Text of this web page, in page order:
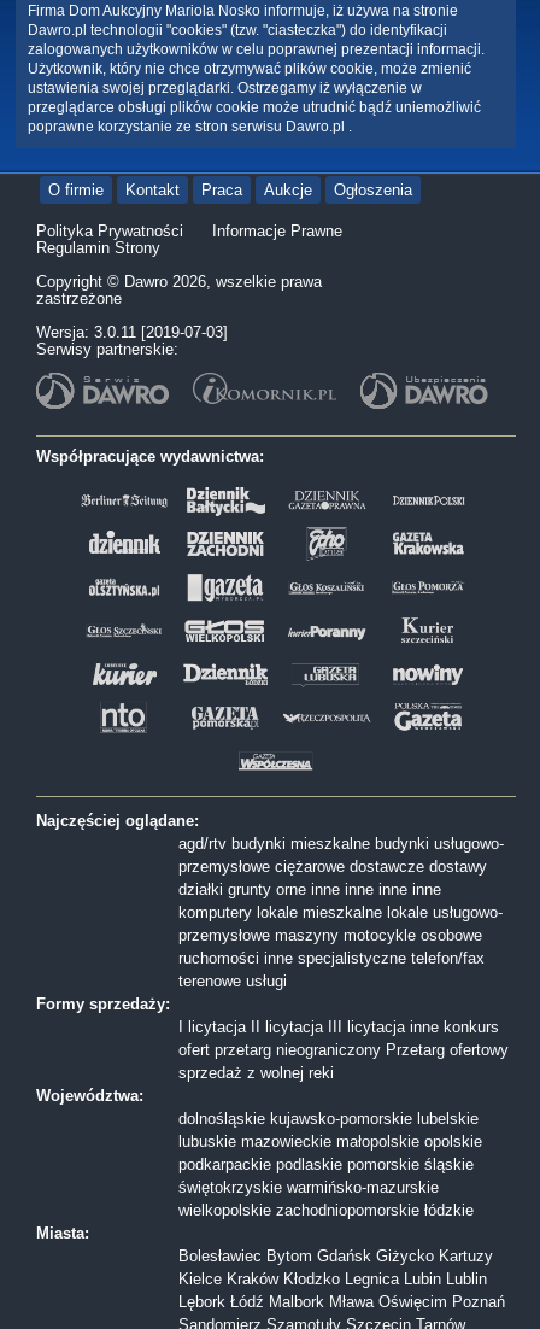
Firma Dom Aukcyjny Mariola Nosko informuje, iż używa na stronie
Dawro.pl technologii "cookies" (tzw. "ciasteczka") do identyfikacji
zalogowanych użytkowników w celu poprawnej prezentacji informacji.
Użytkownik, który nie chce otrzymywać plików cookie, może zmienić
ustawienia swojej przeglądarki. Ostrzegamy iż wyłączenie w
przeglądarce obsługi plików cookie może utrudnić bądź uniemożliwić
poprawne korzystanie ze stron serwisu Dawro.pl .
O firmie Kontakt Praca Aukcje Ogłoszenia
Polityka Prywatności
Informacje Prawne
Regulamin Strony
Copyright © Dawro 2026, wszelkie prawa
zastrzeżone
Wersja: 3.0.11 [2019-07-03]
Serwisy partnerskie:
Współpracujące wydawnictwa:
Najczęściej oglądane:
agd/rtv budynki mieszkalne budynki usługowo-
przemysłowe ciężarowe dostawcze dostawy
działki grunty orne inne inne inne inne
komputery lokale mieszkalne lokale usługowo-
przemysłowe maszyny motocykle osobowe
ruchomości inne specjalistyczne telefon/fax
terenowe usługi
Formy sprzedaży:
I licytacja
II licytacja III licytacja inne konkurs
ofert przetarg nieograniczony Przetarg ofertowy
sprzedaż z wolnej reki
Województwa:
dolnośląskie kujawsko-pomorskie lubelskie
lubuskie mazowieckie małopolskie opolskie
podkarpackie podlaskie pomorskie śląskie
świętokrzyskie warmińsko-mazurskie
wielkopolskie zachodniopomorskie łódzkie
Miasta:
Bolesławiec Bytom Gdańsk Giżycko Kartuzy
Kielce Kraków Kłodzko Legnica Lubin Lublin
Lębork Łódź Malbork Mława Oświęcim Poznań
Sandomierz Szamotuły Szczecin Tarnów